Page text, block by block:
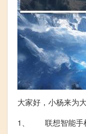
大家好，小杨来为
1、 联想智能手